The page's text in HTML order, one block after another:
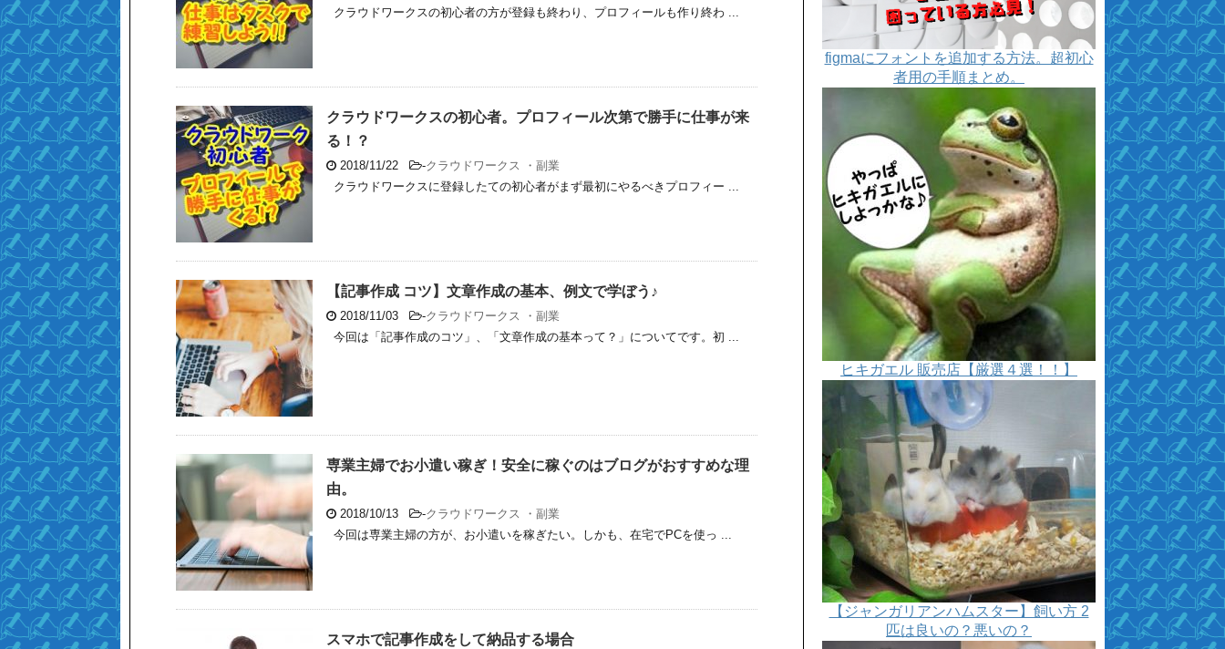
クラウドワークスの初心者の方が登録も終わり、プロフィールも作り終わ ...
クラウドワークスの初心者。プロフィール次第で勝手に仕事が来
る！？
2018/11/22 -クラウドワークス ・副業
クラウドワークスに登録したての初心者がまず最初にやるべきプロフィー ...
【記事作成 コツ】文章作成の基本、例文で学ぼう♪
2018/11/03 -クラウドワークス ・副業
今回は「記事作成のコツ」、「文章作成の基本って？」についてです。初 ...
専業主婦でお小遣い稼ぎ！安全に稼ぐのはブログがおすすめな理
由。
2018/10/13 -クラウドワークス ・副業
今回は専業主婦の方が、お小遣いを稼ぎたい。しかも、在宅でPCを使っ ...
スマホで記事作成をして納品する場合
figmaにフォントを追加する方法。超初心
者用の手順まとめ。
ヒキガエル 販売店【厳選４選！！】
【ジャンガリアンハムスター】飼い方 2
匹は良いの？悪いの？